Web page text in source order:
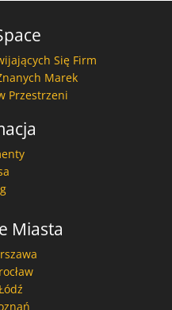
Się Firm
Marek
Przestrzeni
Miasta